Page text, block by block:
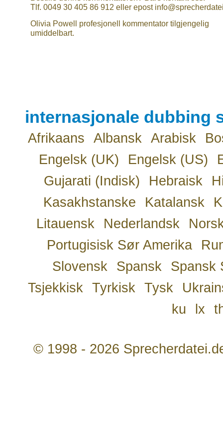
Tlf. 0049 30 405 86 912 eller epost
Olivia Powell profesjonell kommentator tilgjengelig
umiddelbart.
internasjonale dubbing
Afrikaans Albansk Arabisk
Engelsk (UK)
Engelsk (US)
Gujarati (Indisk)
Hebraisk
Kasakhstanske
Katalansk
Litauensk
Nederlandsk
Portugisisk Sør Amerika
Slovensk
Spansk
Spansk
Tsjekkisk
Tyrkisk Tysk
ku
lx
© 1998 - 2026